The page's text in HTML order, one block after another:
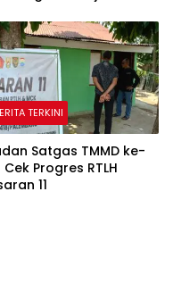
TERKINI
Satgas TMMD ke-
Cek Progres RTLH
11